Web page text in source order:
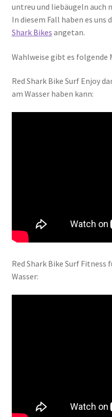
untreu und liebäugeln
In diesem Fall haben es uns
Shark Bikes angetan.
Wahlweise gibt es folgende
Red Shark Bike Surf Enjoy
am Wasser haben kann:
Red Shark Bike Surf
Wasser: